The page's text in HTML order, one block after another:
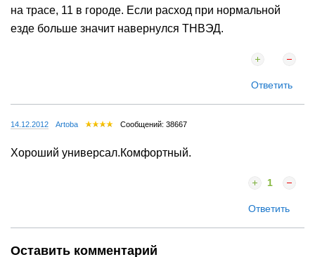
на трасе, 11 в городе. Если расход при нормальной
езде больше значит навернулся ТНВЭД.
Ответить
14.12.2012 Artoba Сообщений: 38667
Хороший универсал.Комфортный.
1
Ответить
Оставить комментарий